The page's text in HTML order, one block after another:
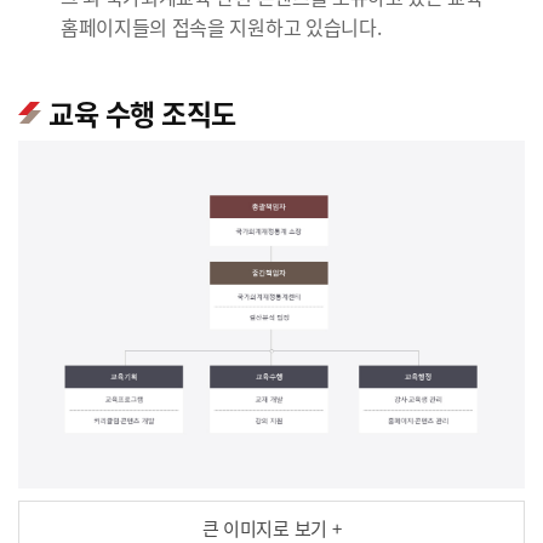
홈페이지들의 접속을 지원하고 있습니다.
교육 수행 조직도
큰 이미지로 보기 +